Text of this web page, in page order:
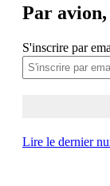
Par avion,
S'inscrire par
Lire le dernier